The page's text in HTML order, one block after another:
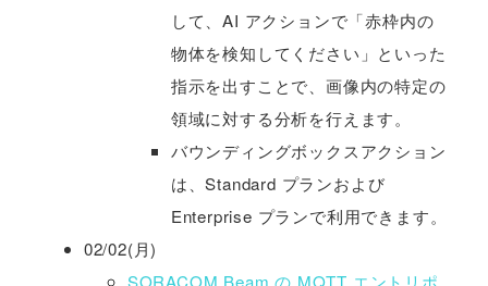
して、AI アクションで「赤枠内の
物体を検知してください」といった
指示を出すことで、画像内の特定の
領域に対する分析を行えます。
バウンディングボックスアクション
は、Standard プランおよび
Enterprise プランで利用できます。
02/02(月)
SORACOM Beam の MQTT エントリポ